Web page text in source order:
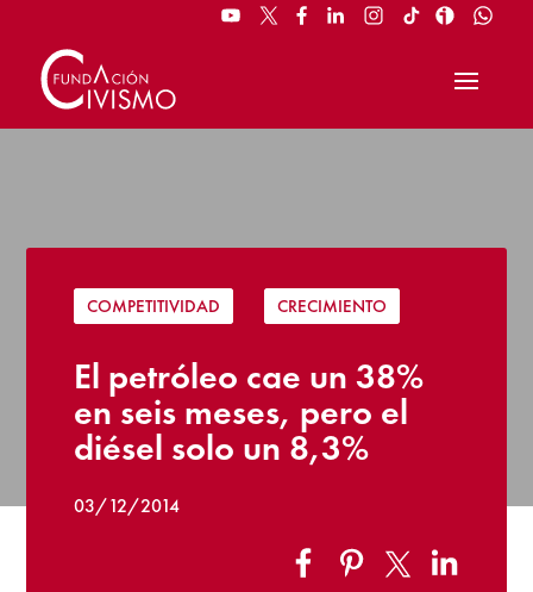
COMPETITIVIDAD CRECIMIENTO
El petróleo cae un 38%
en seis meses, pero el
diésel solo un 8,3%
03/12/2014